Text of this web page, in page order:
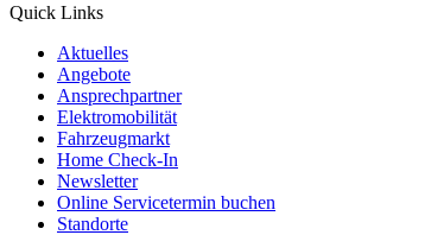
Quick Links
Aktuelles
Angebote
Ansprechpartner
Elektromobilität
Fahrzeugmarkt
Home Check-In
Newsletter
Online Servicetermin buchen
Standorte